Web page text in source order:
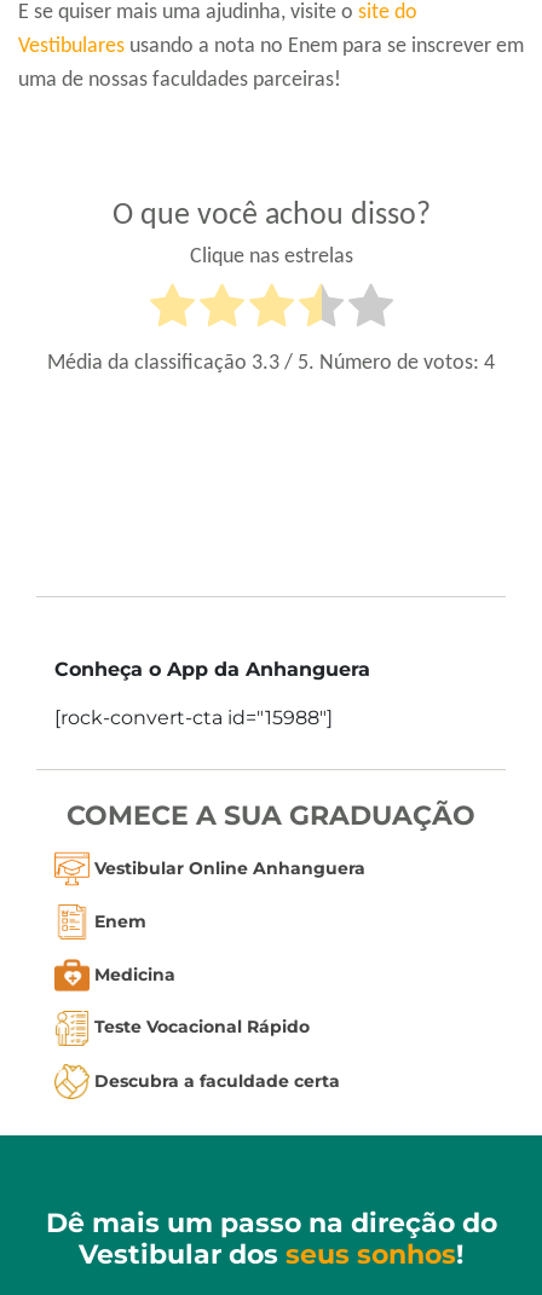
E se quiser mais uma ajudinha, visite o site do
Vestibulares usando a nota no Enem para se inscrever em
uma de nossas faculdades parceiras!
O que você achou disso?
Clique nas estrelas
Média da classificação 3.3 / 5. Número de votos: 4
Conheça o App da Anhanguera
[rock-convert-cta id="15988"]
COMECE A SUA GRADUAÇÃO
Vestibular Online Anhanguera
Enem
Medicina
Teste Vocacional Rápido
Descubra a faculdade certa
Dê mais um passo na direção do
Vestibular dos seus sonhos!